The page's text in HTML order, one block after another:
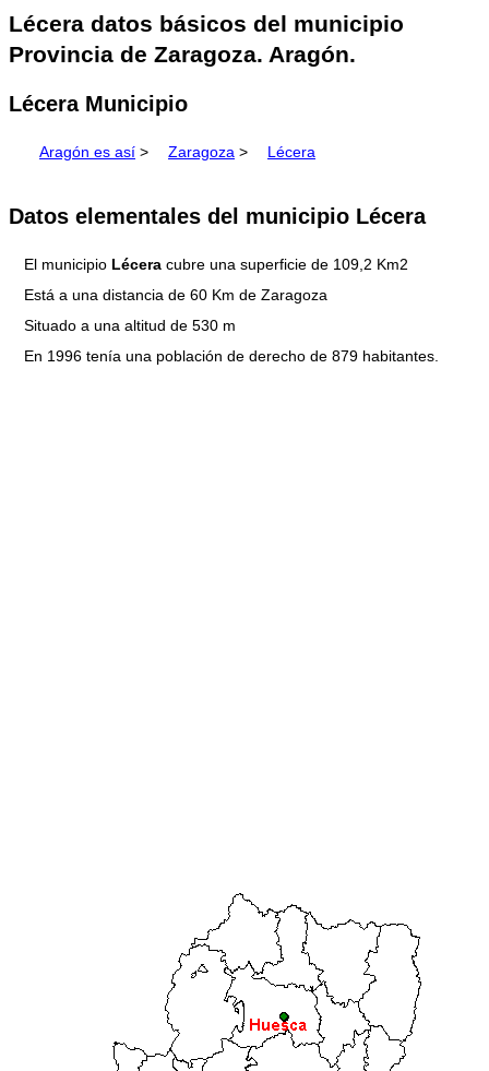
Lécera datos básicos del municipio
Provincia de Zaragoza. Aragón.
Lécera Municipio
Aragón es así > Zaragoza > Lécera
Datos elementales del municipio Lécera
El municipio Lécera cubre una superficie de 109,2 Km2
Está a una distancia de 60 Km de Zaragoza
Situado a una altitud de 530 m
En 1996 tenía una población de derecho de 879 habitantes.